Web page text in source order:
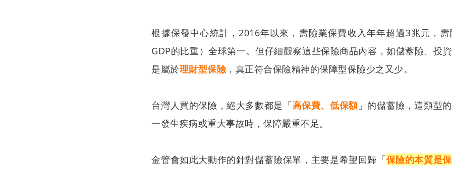
根據保發中心統計，2016年以來，壽險業保費收入年年超過3兆元，
GDP的比重）全球第一。但仔細觀察這些保險商品內容，如儲蓄險、投
是屬於理財型保險，真正符合保險精神的保障型保險少之又少。
台灣人買的保險，絕大多數都是「高保費、低保額」的儲蓄險，這類型
一發生疾病或重大事故時，保障嚴重不足。
金管會如此大動作的針對儲蓄險保單，主要是希望回歸「保險的本質是